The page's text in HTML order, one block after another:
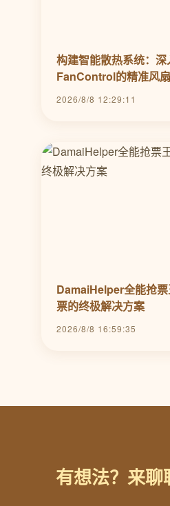
构建智能散热系统：深
FanControl的精准风
2026/8/8 12:29:11
DamaiHelper全能抢
票的终极解决方案
2026/8/8 16:59:35
有想法？来聊